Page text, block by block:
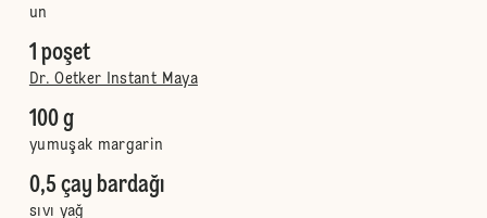
un
1 poşet
Dr. Oetker Instant Maya
100 g
yumuşak margarin
0,5 çay bardağı
sıvı yağ